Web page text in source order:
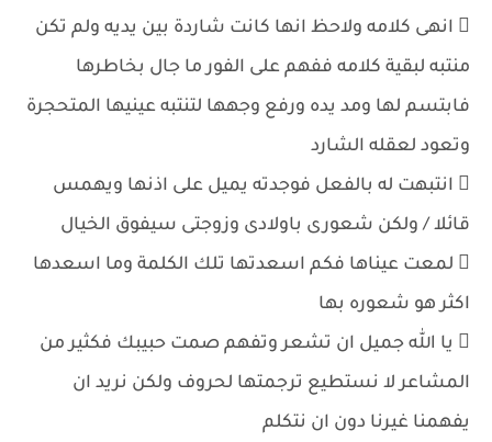
 انهى كلامه ولاحظ انها كانت شاردة بين يديه ولم تكن
منتبه لبقية كلامه ففهم على الفور ما جال بخاطرها
فابتسم لها ومد يده ورفع وجهها لتنتبه عينيها المتحجرة
وتعود لعقله الشارد
 انتبهت له بالفعل فوجدته يميل على اذنها ويهمس
قائلا / ولكن شعورى باولادى وزوجتى سيفوق الخيال
 لمعت عيناها فكم اسعدتها تلك الكلمة وما اسعدها
اكثر هو شعوره بها
 يا الله جميل ان تشعر وتفهم صمت حبيبك فكثير من
المشاعر لا نستطيع ترجمتها لحروف ولكن نريد ان
يفهمنا غيرنا دون ان نتكلم